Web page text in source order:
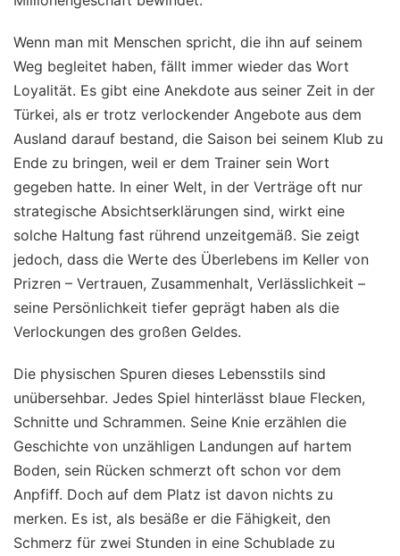
Wenn man mit Menschen spricht, die ihn auf seinem
Weg begleitet haben, fällt immer wieder das Wort
Loyalität. Es gibt eine Anekdote aus seiner Zeit in der
Türkei, als er trotz verlockender Angebote aus dem
Ausland darauf bestand, die Saison bei seinem Klub zu
Ende zu bringen, weil er dem Trainer sein Wort
gegeben hatte. In einer Welt, in der Verträge oft nur
strategische Absichtserklärungen sind, wirkt eine
solche Haltung fast rührend unzeitgemäß. Sie zeigt
jedoch, dass die Werte des Überlebens im Keller von
Prizren – Vertrauen, Zusammenhalt, Verlässlichkeit –
seine Persönlichkeit tiefer geprägt haben als die
Verlockungen des großen Geldes.
Die physischen Spuren dieses Lebensstils sind
unübersehbar. Jedes Spiel hinterlässt blaue Flecken,
Schnitte und Schrammen. Seine Knie erzählen die
Geschichte von unzähligen Landungen auf hartem
Boden, sein Rücken schmerzt oft schon vor dem
Anpfiff. Doch auf dem Platz ist davon nichts zu
merken. Es ist, als besäße er die Fähigkeit, den
Schmerz für zwei Stunden in eine Schublade zu